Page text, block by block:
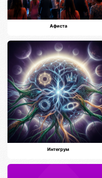
Афиста
Интегрум